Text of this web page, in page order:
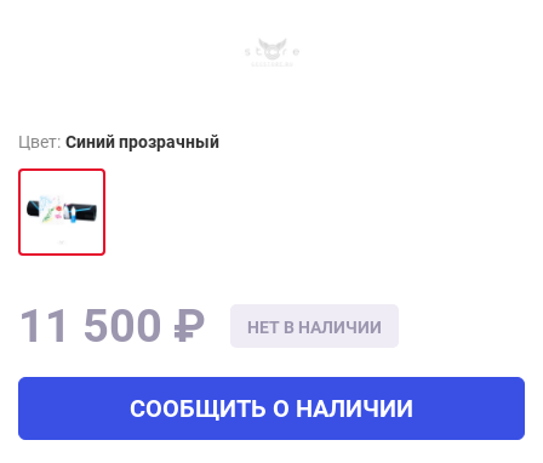
Цвет: Синий прозрачный
НЕТ В НАЛИЧИИ
11 500 ₽
СООБЩИТЬ О НАЛИЧИИ